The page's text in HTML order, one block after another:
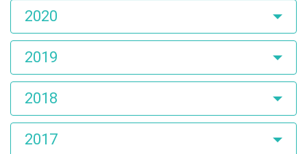
2020
2019
2018
2017